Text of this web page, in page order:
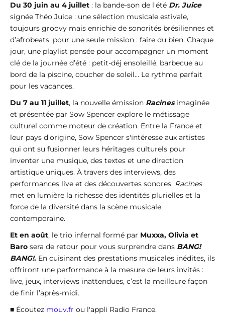
Du 30 juin au 4 juillet : la bande-son de l'été Dr. Juice
signée Théo Juice : une sélection musicale estivale,
toujours groovy mais enrichie de sonorités brésiliennes et
d’afrobeats, pour une seule mission : faire du bien. Chaque
jour, une playlist pensée pour accompagner un moment
clé de la journée d’été : petit-déj ensoleillé, barbecue au
bord de la piscine, coucher de soleil... Le rythme parfait
pour les vacances.
Du 7 au 11 juillet, la nouvelle émission Racinesimaginée
et présentée par Sow Spencer explore le métissage
culturel comme moteur de création. Entre la France et
leur pays d'origine, Sow Spencer s'intéresse aux artistes
qui ont su fusionner leurs héritages culturels pour
inventer une musique, des textes et une direction
artistique uniques. À travers des interviews, des
performances live et des découvertes sonores, Racines
met en lumière la richesse des identités plurielles et la
force de la diversité dans la scène musicale
contemporaine.
Et en août, le trio infernal formé par Muxxa, Olivia et
Baro sera de retour pour vous surprendre dans BANG!
BANG!. En cuisinant des prestations musicales inédites, ils
offriront une performance à la mesure de leurs invités :
live, jeux, interviews inattendues, c’est la meilleure façon
de finir l’après-midi.
■ Écoutez mouv.fr ou l'appli Radio France.